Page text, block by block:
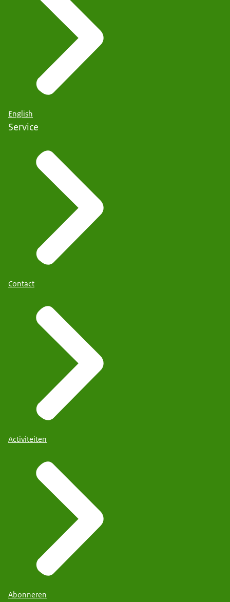
English
Service
Contact
Activiteiten
Abonneren